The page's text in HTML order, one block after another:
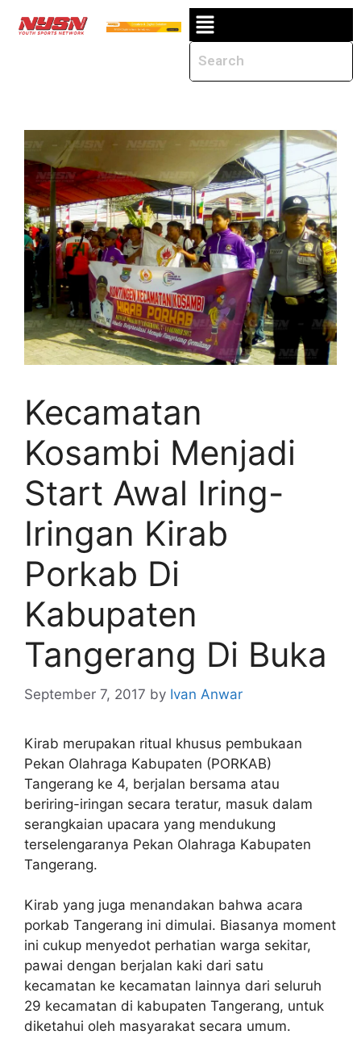
Kecamatan
Kosambi Menjadi
Start Awal Iring-
Iringan Kirab
Porkab Di
Kabupaten
Tangerang Di Buka
September 7, 2017 by Ivan Anwar
Kirab merupakan ritual khusus pembukaan
Pekan Olahraga Kabupaten (PORKAB)
Tangerang ke 4, berjalan bersama atau
beriring-iringan secara teratur, masuk dalam
serangkaian upacara yang mendukung
terselengaranya Pekan Olahraga Kabupaten
Tangerang.
Kirab yang juga menandakan bahwa acara
porkab Tangerang ini dimulai. Biasanya moment
ini cukup menyedot perhatian warga sekitar,
pawai dengan berjalan kaki dari satu
kecamatan ke kecamatan lainnya dari seluruh
29 kecamatan di kabupaten Tangerang, untuk
diketahui oleh masyarakat secara umum.